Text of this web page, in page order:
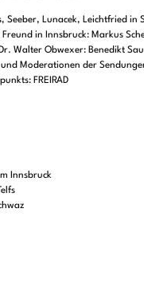
Seeber, Lunacek, Leichtfried in
in Innsbruck: Markus
Walter Obwexer: Benedikt
Moderationen der
FREIRAD
Innsbruck